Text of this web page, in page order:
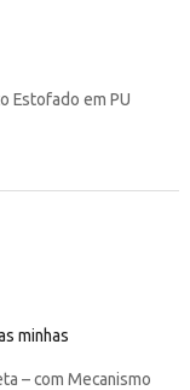
Estofado em PU
minhas
– com Mecanismo